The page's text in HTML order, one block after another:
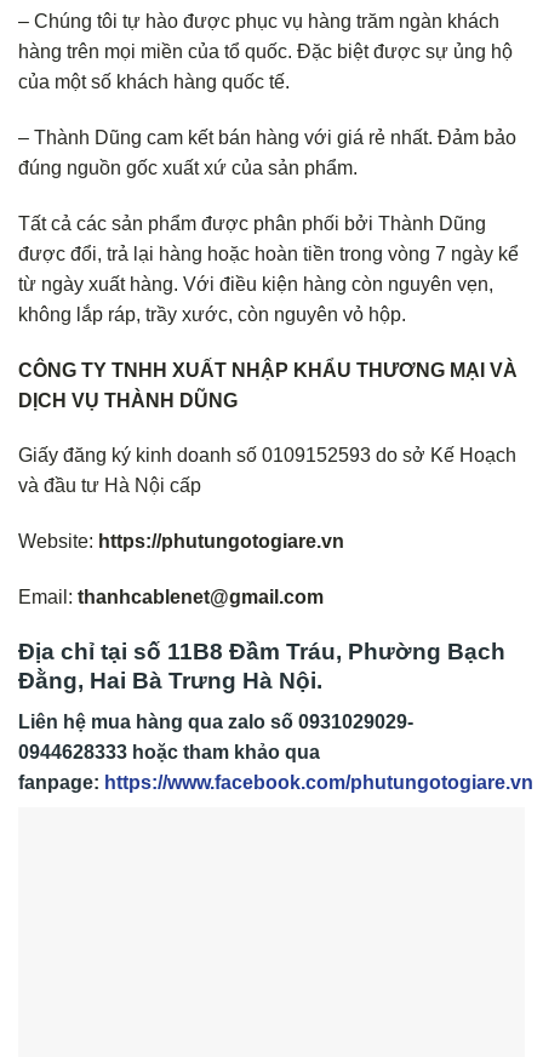
– Chúng tôi tự hào được phục vụ hàng trăm ngàn khách
hàng trên mọi miền của tổ quốc. Đặc biệt được sự ủng hộ
của một số khách hàng quốc tế.
– Thành Dũng cam kết bán hàng với giá rẻ nhất. Đảm bảo
đúng nguồn gốc xuất xứ của sản phẩm.
Tất cả các sản phẩm được phân phối bởi Thành Dũng
được đổi, trả lại hàng hoặc hoàn tiền trong vòng 7 ngày kể
từ ngày xuất hàng. Với điều kiện hàng còn nguyên vẹn,
không lắp ráp, trầy xước, còn nguyên vỏ hộp.
CÔNG TY TNHH XUẤT NHẬP KHẨU THƯƠNG MẠI VÀ
DỊCH VỤ THÀNH DŨNG
Giấy đăng ký kinh doanh số 0109152593 do sở Kế Hoạch
và đầu tư Hà Nội cấp
Website: https://phutungotogiare.vn
Email: thanhcablenet@gmail.com
Địa chỉ tại số 11B8 Đầm Tráu, Phường Bạch
Đằng, Hai Bà Trưng Hà Nội.
Liên hệ mua hàng qua zalo số 0931029029-
0944628333 hoặc tham khảo qua
fanpage: https://www.facebook.com/phutungotogiare.vn